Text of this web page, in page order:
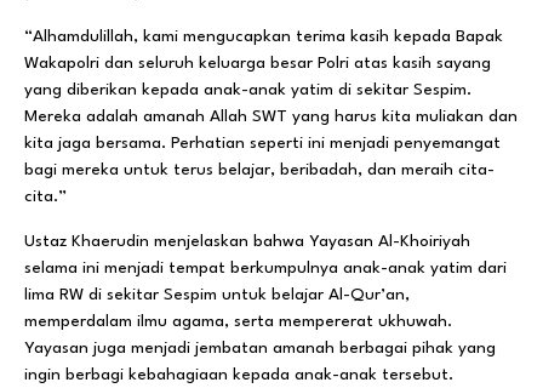
“Alhamdulillah, kami mengucapkan terima kasih kepada Bapak
Wakapolri dan seluruh keluarga besar Polri atas kasih sayang
yang diberikan kepada anak-anak yatim di sekitar Sespim.
Mereka adalah amanah Allah SWT yang harus kita muliakan dan
kita jaga bersama. Perhatian seperti ini menjadi penyemangat
bagi mereka untuk terus belajar, beribadah, dan meraih cita-
cita.”
Ustaz Khaerudin menjelaskan bahwa Yayasan Al-Khoiriyah
selama ini menjadi tempat berkumpulnya anak-anak yatim dari
lima RW di sekitar Sespim untuk belajar Al-Qur’an,
memperdalam ilmu agama, serta mempererat ukhuwah.
Yayasan juga menjadi jembatan amanah berbagai pihak yang
ingin berbagi kebahagiaan kepada anak-anak tersebut.